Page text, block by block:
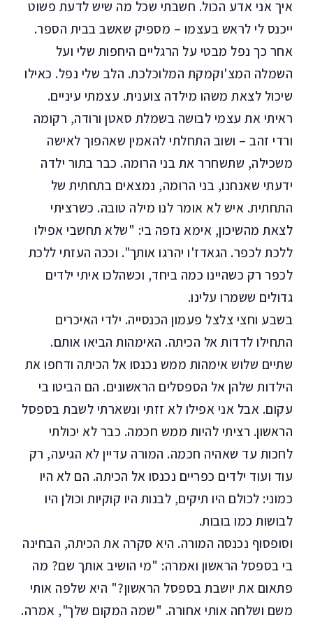
איך אני אדע הכול. חשבתי שכל מה שיש לדעת פשוט
ייכנס לי לראש בעצמו – מספיק שאשב בבית הספר.
אחר כך נפל מבטי על הרגליים היחפות שלי ועל
השמלה המצ'וקמקת המלוכלכת. הלב שלי נפל. כאילו
שיכול לצאת משהו מילדה צוענית. עצמתי עיניים.
ראיתי את עצמי לבושה בשמלת סאטן ורודה, רקומה
ורדי זהב – ושוב התחלתי להאמין שאהפוך לאישה
משכילה, שתשחרר את בני הרומה. כבר בתור ילדה
ידעתי שאנחנו, בני הרומה, נמצאים בתחתית של
התחתית. איש לא אומר לנו מילה טובה. כשרציתי
לצאת מהשיכון, אימא נזפה בי: "שלא תחשבי אפילו
ללכת לכפר. הגאדז'ו יהרגו אותך". וככה העזתי ללכת
לכפר רק כשהיינו כמה ביחד, וכשהלכו איתי ילדים
גדולים ששמרו עלינו.
בשבע וחצי צלצל פעמון הכנסייה. ילדי האיכרים
התחילו לדדות אל הכיתה. האימהות הביאו אותם.
שתיים שלוש אימהות ממש נכנסו אל הכיתה ודחפו את
הילדות שלהן אל הספסלים הראשונים. הם הביטו בי
עקום. אבל אני אפילו לא זזתי ונשארתי לשבת בספסל
הראשון. רציתי להיות ממש חכמה. כבר לא יכולתי
לחכות עד שאהיה חכמה. המורה עדיין לא הגיעה, רק
עוד ועוד ילדים כפריים נכנסו אל הכיתה. הם לא היו
כמוני: לכולם היו תיקים, לבנות היו קוקיות וכולן היו
לבושות כמו בובות.
וסופסוף נכנסה המורה. היא סקרה את הכיתה, הבחינה
בי בספסל הראשון ואמרה: "מי הושיב אותך שם? מה
פתאום את יושבת בספסל הראשון?" היא שלפה אותי
משם ושלחה אותי אחורה. "שמה המקום שלך", אמרה.